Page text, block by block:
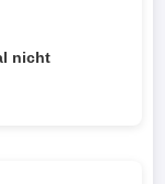
nicht